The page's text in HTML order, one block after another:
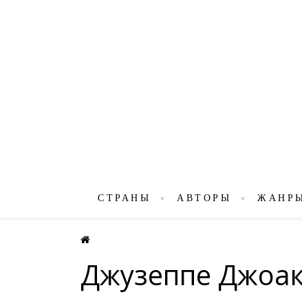
СТРАНЫ АВТОРЫ
Джузеппе